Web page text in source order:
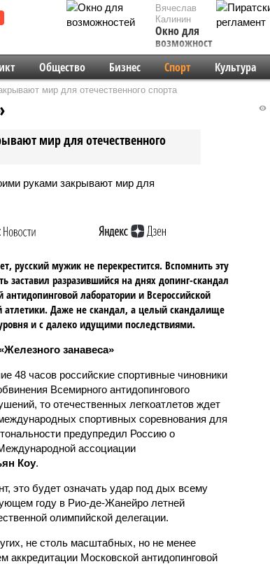
Вячеслав
Калинин
Окно для
возможностей
Общество Бизнес Спорт Культура
мир для отечественного спорта
мир для отечественного
русский мужик не перекрестится. Вспомнить эту
заставил разразившийся на днях допинг-скандал
антидопинговой лаборатории и Всероссийской
атлетики. Даже не скандал, а целый скандалище
и с далеко идущими последствиями.
занавеса»
48 часов российские спортивные чиновники
Всемирного антидопингового
то отечественных легкоатлетов ждет
спортивных соревнования для
предупредил Россию о
ассоциации
Коу.
это будет означать удар под дых всему
году в Рио-де-Жанейро летней
олимпийской делегации.
не столь масштабных, но не менее
Московской антидопинговой